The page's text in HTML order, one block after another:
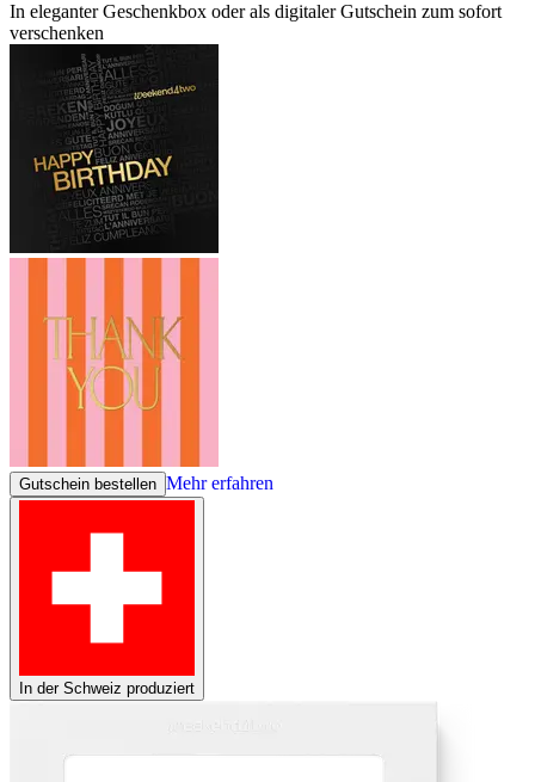
In eleganter Geschenkbox oder als digitaler Gutschein zum sofort
verschenken
Gutschein bestellen Mehr erfahren
In der Schweiz produziert